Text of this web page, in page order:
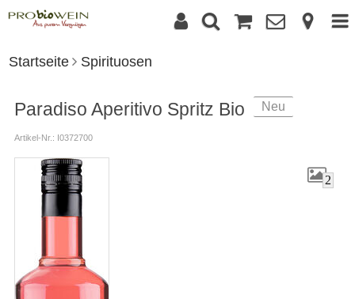
Startseite Spirituosen
Paradiso Aperitivo Spritz Bio Neu
Artikel-Nr.: I0372700
2